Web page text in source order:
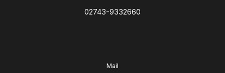
02743-9332660
Mail